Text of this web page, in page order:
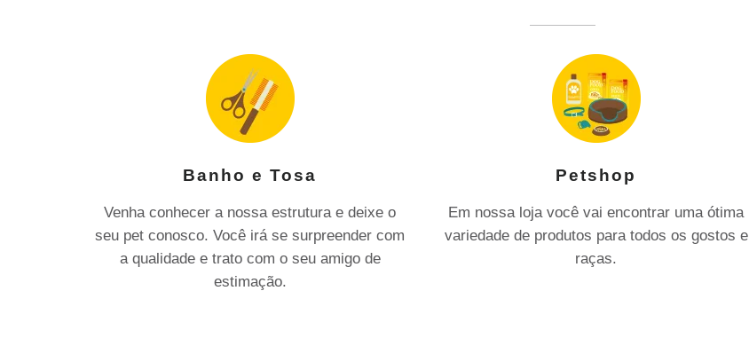
Banho e Tosa
Venha conhecer a nossa estrutura e deixe o
seu pet conosco. Você irá se surpreender com
a qualidade e trato com o seu amigo de
estimação.
Petshop
Em nossa loja você vai encontrar uma ótima
variedade de produtos para todos os gostos e
raças.